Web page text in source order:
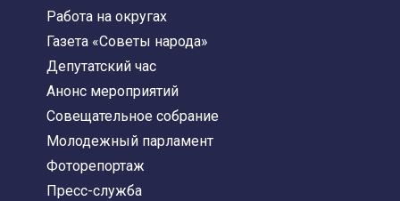
Работа на округах
Газета «Советы народа»
Депутатский час
Анонс мероприятий
Совещательное собрание
Молодежный парламент
Фоторепортаж
Пресс-служба